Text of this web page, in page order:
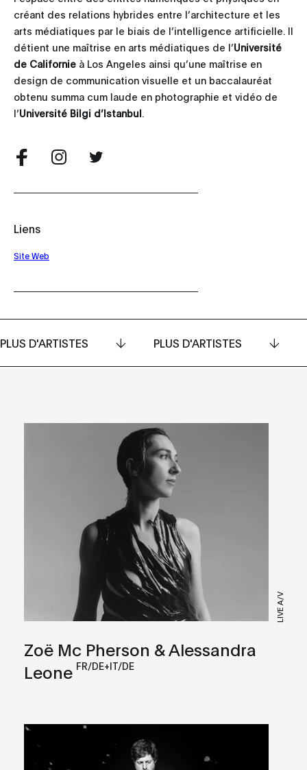
créant des relations hybrides entre l’architecture et les
arts médiatiques par le biais de l’intelligence artificielle. Il
détient une maîtrise en arts médiatiques de l’Université
de Californie à Los Angeles ainsi qu’une maîtrise en
design de communication visuelle et un baccalauréat
obtenu summa cum laude en photographie et vidéo de
l’Université Bilgi d’Istanbul
Liens
Site Web
PLUS D'ARTISTES PLUS D'ARTISTES
LIVE A/V
Zoë Mc Pherson & Alessandra
Leone FR/DE+IT/DE